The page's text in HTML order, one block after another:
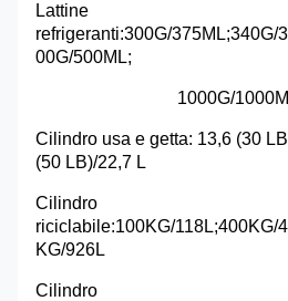
Lattine
refrigeranti:300G/375ML;340G/
00G/500ML;
1000G/
Cilindro usa e getta: 13,6 (30
(50 LB)/22,7 L
Cilindro
riciclabile:100KG/118L;400KG/
KG/926L
Cilindro